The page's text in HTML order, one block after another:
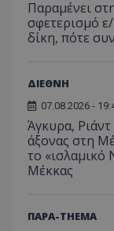
Παραμένει
σφετερισμό
δίκη, πότε
ΔΙΕΘΝΗ
07.08.2026 -
Άγκυρα,
άξονας στη
το «ισλαμικό
Μέκκας
ΠΑΡΑ-THEMA